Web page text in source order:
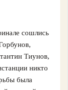
сошлись
Тиунов,
никто
была